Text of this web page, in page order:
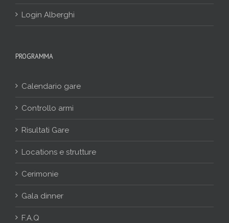
Login Alberghi
PROGRAMMA
Calendario gare
Controllo armi
Risultati Gare
Locations e strutture
Cerimonie
Gala dinner
F.A.Q